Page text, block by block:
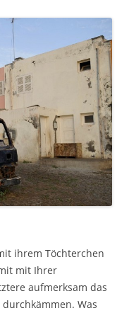
ihrem Töchterchen
mit Ihrer
aufmerksam das
Was